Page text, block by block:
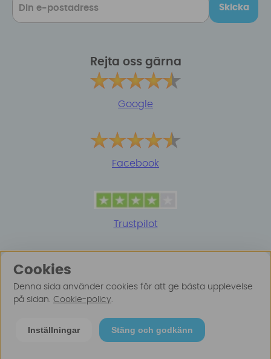
Skicka
Rejta oss gärna
Google
Facebook
Trustpilot
mer här
Cookies
Denna sida använder cookies för att ge bästa upplevelse
på sidan. Cookie-policy.
Inställningar Stäng och godkänn